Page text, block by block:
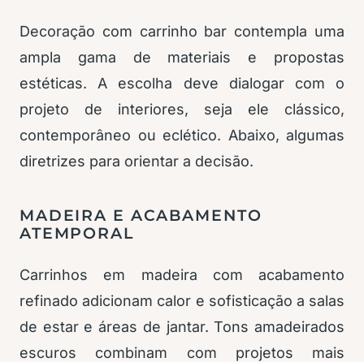
Decoração com carrinho bar contempla uma
ampla gama de materiais e propostas
estéticas. A escolha deve dialogar com o
projeto de interiores, seja ele clássico,
contemporâneo ou eclético. Abaixo, algumas
diretrizes para orientar a decisão.
MADEIRA E ACABAMENTO
ATEMPORAL
Carrinhos em madeira com acabamento
refinado adicionam calor e sofisticação a salas
de estar e áreas de jantar. Tons amadeirados
escuros combinam com projetos mais